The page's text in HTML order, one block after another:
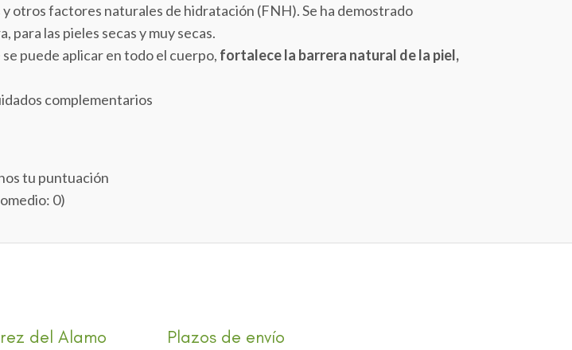
otros factores naturales de hidratación (FNH). Se ha demostrado
las pieles secas y muy secas.
puede aplicar en todo el cuerpo, fortalece la barrera natural de la piel,
complementarios
tu puntuación
0)
del Alamo Plazos de envío